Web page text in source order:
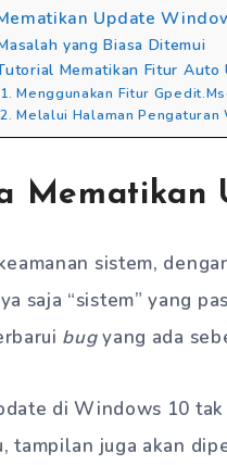
Update
yang Biasa Ditemui
Mematikan Fitur Auto
1. Menggunakan Fitur
2. Melalui Halaman Pengaturan
Mematikan
sistem,
saja “sistem” yang
bugyang ada
di Windows 10
tampilan juga akan